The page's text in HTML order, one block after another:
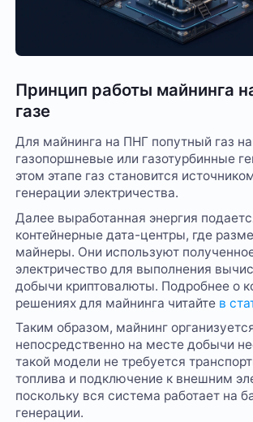
Принцип работы майнинга
газе
Для майнинга на ПНГ попутный газ
газопоршневые или газотурбинные
этом этапе газ становится
генерации электричества.
Далее выработанная энергия
контейнерные дата-центры, где
майнеры. Они используют
электричество для выполнения
добычи криптовалюты. Подробнее о
решениях для майнинга читайте в
Таким образом, майнинг
непосредственно на месте добычи
такой модели не требуется
топлива и подключение к внешним
поскольку вся система работает на
генерации.